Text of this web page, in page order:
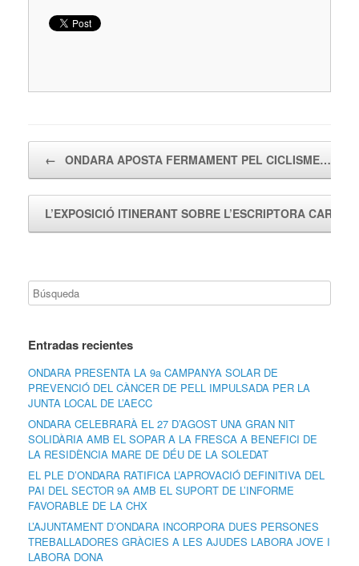
← ONDARA APOSTA FERMAMENT PEL CICLISME…
L’EXPOSICIÓ ITINERANT SOBRE L’ESCRIPTORA
Entradas recientes
ONDARA PRESENTA LA 9a CAMPANYA SOLAR DE
PREVENCIÓ DEL CÀNCER DE PELL IMPULSADA PER LA
JUNTA LOCAL DE L’AECC
ONDARA CELEBRARÀ EL 27 D’AGOST UNA GRAN NIT
SOLIDÀRIA AMB EL SOPAR A LA FRESCA A BENEFICI DE
LA RESIDÈNCIA MARE DE DÉU DE LA SOLEDAT
EL PLE D’ONDARA RATIFICA L’APROVACIÓ DEFINITIVA DEL
PAI DEL SECTOR 9A AMB EL SUPORT DE L’INFORME
FAVORABLE DE LA CHX
L’AJUNTAMENT D’ONDARA INCORPORA DUES PERSONES
TREBALLADORES GRÀCIES A LES AJUDES LABORA JOVE I
LABORA DONA